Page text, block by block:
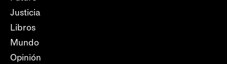
Justicia
Libros
Mundo
Opinión